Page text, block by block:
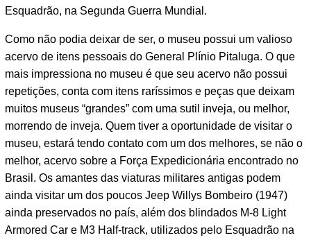
Esquadrão, na Segunda Guerra Mundial.
Como não podia deixar de ser, o museu possui um valioso
acervo de itens pessoais do General Plínio Pitaluga. O que
mais impressiona no museu é que seu acervo não possui
repetições, conta com itens raríssimos e peças que deixam
muitos museus “grandes” com uma sutil inveja, ou melhor,
morrendo de inveja. Quem tiver a oportunidade de visitar o
museu, estará tendo contato com um dos melhores, se não o
melhor, acervo sobre a Força Expedicionária encontrado no
Brasil. Os amantes das viaturas militares antigas podem
ainda visitar um dos poucos Jeep Willys Bombeiro (1947)
ainda preservados no país, além dos blindados M-8 Light
Armored Car e M3 Half-track, utilizados pelo Esquadrão na